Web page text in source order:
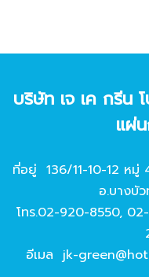
บริษัท เจ เค กรีน
แผ่
ที่อยู่ 136/11-10-12 หมู่
อ.บางบั
โทร.02-920-8550,
อีเมล jk-